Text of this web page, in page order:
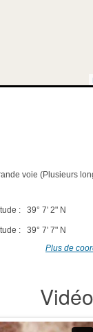
voie (Plusieurs
: 39° 7' 2" N
: 39° 7' 7" N
Plus de